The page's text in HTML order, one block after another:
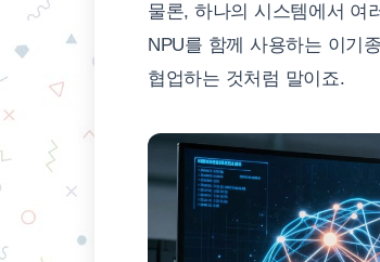
물론, 하나의 시스템에서 여
NPU를 함께 사용하는 이기
협업하는 것처럼 말이죠.